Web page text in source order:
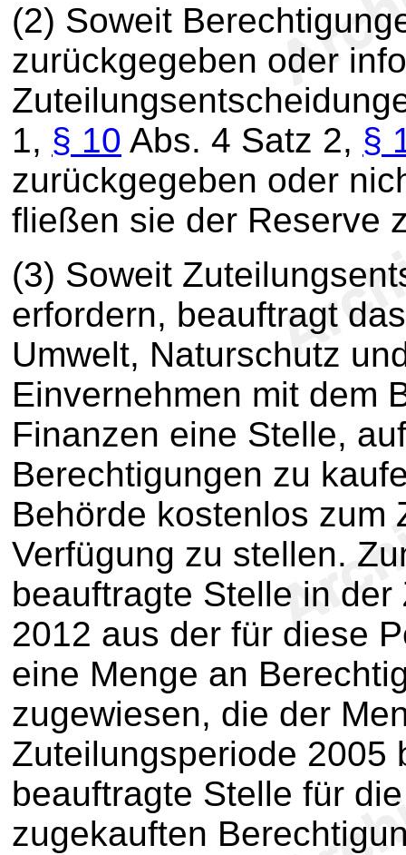
(2) Soweit
zurückgegeben oder
1, § 10 Abs. 4 Satz 2, §
zurückgegeben oder
fließen sie der Reserve
(3) Soweit
erfordern, beauftragt
Umwelt, Naturschutz
Einvernehmen mit dem
Finanzen eine Stelle,
Berechtigungen zu
Behörde kostenlos zum
Verfügung zu stellen.
beauftragte Stelle in
2012 aus der für diese
eine Menge an
zugewiesen, die der
Zuteilungsperiode 2005
beauftragte Stelle für
zugekauften